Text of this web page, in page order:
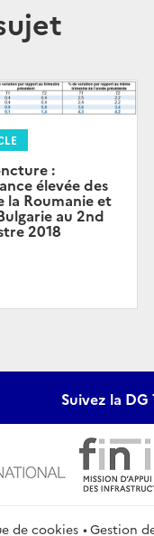
:
élevée des
la Roumanie et
au 2nd
2018
Suivez la DG
de cookies Gestion